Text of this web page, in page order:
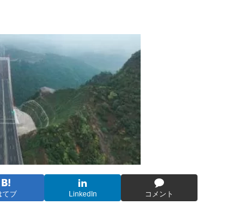
てブ LinkedIn コメント